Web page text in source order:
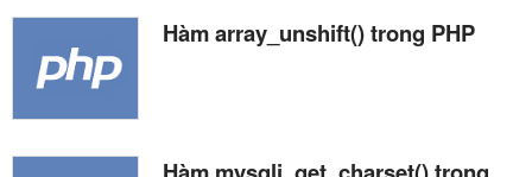
Hàm array_unshift() trong PHP